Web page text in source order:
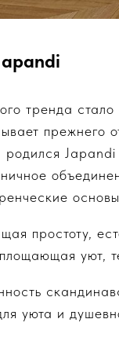
тренда
прежнего
простоту,
уют,
уюта и